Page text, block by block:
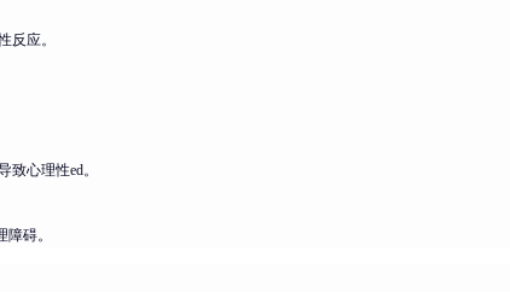
反应。
心理性ed。
碍。